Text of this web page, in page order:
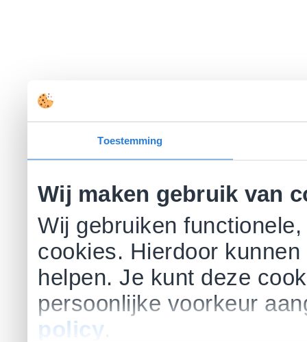
Toestemming
Wij maken gebruik van
Wij gebruiken
cookies. Hierdoor
helpen. Je kunt deze
persoonlijke voorkeur
policy